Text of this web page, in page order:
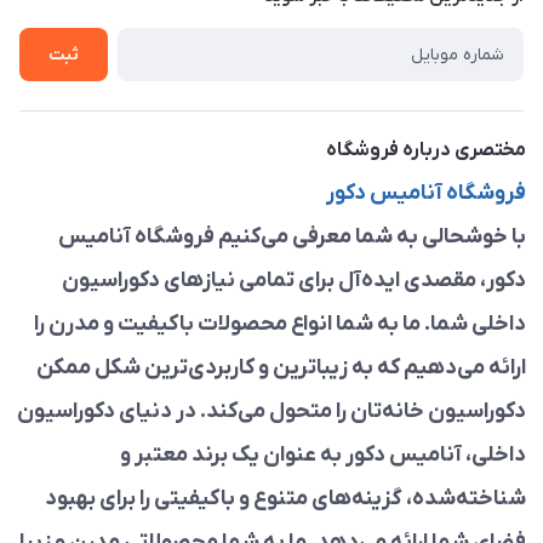
راهنما
ثبت
مختصری درباره فروشگاه
فروشگاه آنامیس دکور
با خوشحالی به شما معرفی می‌کنیم فروشگاه آنامیس
دکور، مقصدی ایده‌آل برای تمامی نیازهای دکوراسیون
داخلی شما. ما به شما انواع محصولات باکیفیت و مدرن را
ارائه می‌دهیم که به زیباترین و کاربردی‌ترین شکل ممکن
دکوراسیون خانه‌تان را متحول می‌کند. در دنیای دکوراسیون
داخلی، آنامیس دکور به عنوان یک برند معتبر و
شناخته‌شده، گزینه‌های متنوع و باکیفیتی را برای بهبود